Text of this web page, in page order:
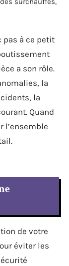
pas à ce petit
a son rôle.
la
la
Quand
l’ensemble
de votre
éviter les